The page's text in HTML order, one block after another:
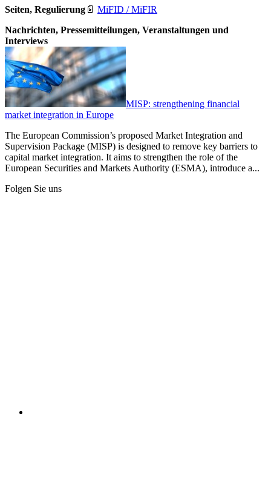
Seiten, Regulierung 📄 MiFID / MiFIR
Nachrichten, Pressemitteilungen, Veranstaltungen und
Interviews
MISP: strengthening financial
market integration in Europe
The European Commission’s proposed Market Integration and
Supervision Package (MISP) is designed to remove key barriers to
capital market integration. It aims to strengthen the role of the
European Securities and Markets Authority (ESMA), introduce a...
Folgen Sie uns